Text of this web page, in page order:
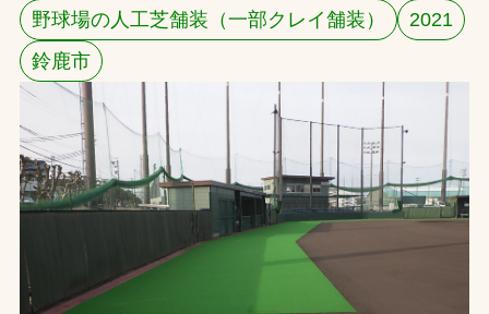
検索
お問合せ
お取引先の皆様へ
プライバシーポリシー
ソーシャルメディアポリシー
InstagramFacebookYouTube
野球場の人工芝舗装（一部クレイ舗装）
2021
鈴鹿市